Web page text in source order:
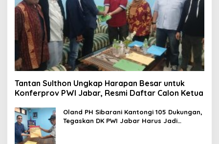
Tantan Sulthon Ungkap Harapan Besar untuk
Konferprov PWI Jabar, Resmi Daftar Calon Ketua
Oland PH Sibarani Kantongi 105 Dukungan,
Tegaskan DK PWI Jabar Harus Jadi